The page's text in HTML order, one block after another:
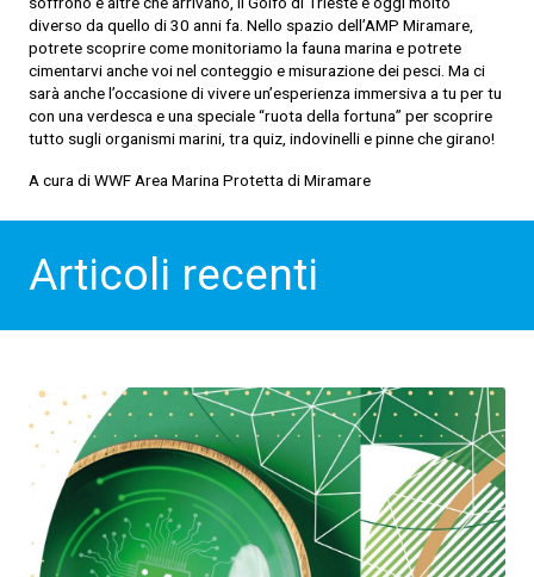
diverso da quello di 30 anni fa. Nello spazio dell’AMP Miramare,
potrete scoprire come monitoriamo la fauna marina e potrete
cimentarvi anche voi nel conteggio e misurazione dei pesci. Ma ci
sarà anche l’occasione di vivere un’esperienza immersiva a tu per tu
con una verdesca e una speciale “ruota della fortuna” per scoprire
tutto sugli organismi marini, tra quiz, indovinelli e pinne che girano!
A cura di WWF Area Marina Protetta di Miramare
Articoli recenti